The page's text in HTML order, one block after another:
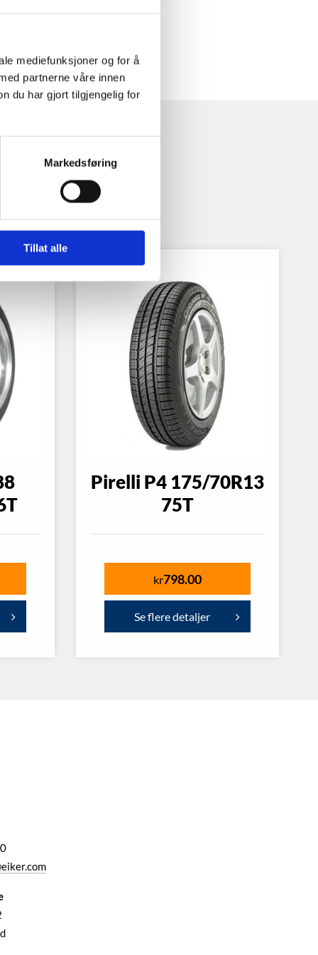
mediefunksjoner og for å
partnerne våre innen
du har gjort tilgjengelig for
Markedsføring
Tillat alle
Pirelli P4 175/70R13
75T
kr798.00
Se flere detaljer